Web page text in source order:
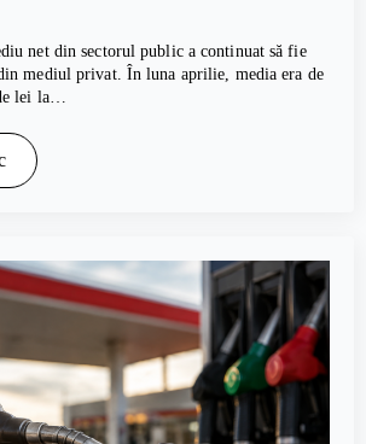
net din sectorul public a continuat să fie
mediul privat. În luna aprilie, media era de
lei la…